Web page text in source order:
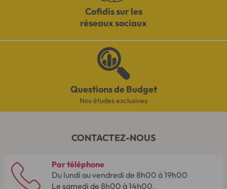
Cofidis sur les
réseaux sociaux
Questions de Budget
Nos études exclusives
CONTACTEZ-NOUS
Par téléphone
Du lundi au vendredi de 8h00 à 19h00
Le samedi de 8h00 à 14h00.